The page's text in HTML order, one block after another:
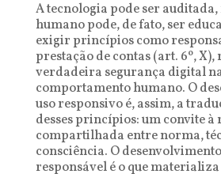
A tecnologia pode ser auditada,
humano pode, de fato, ser
exigir princípios como
prestação de contas (art. 6º, X),
verdadeira segurança digital
comportamento humano. O
uso responsivo é, assim, a
desses princípios: um convite
compartilhada entre norma,
consciência. O
responsável é o que materializa